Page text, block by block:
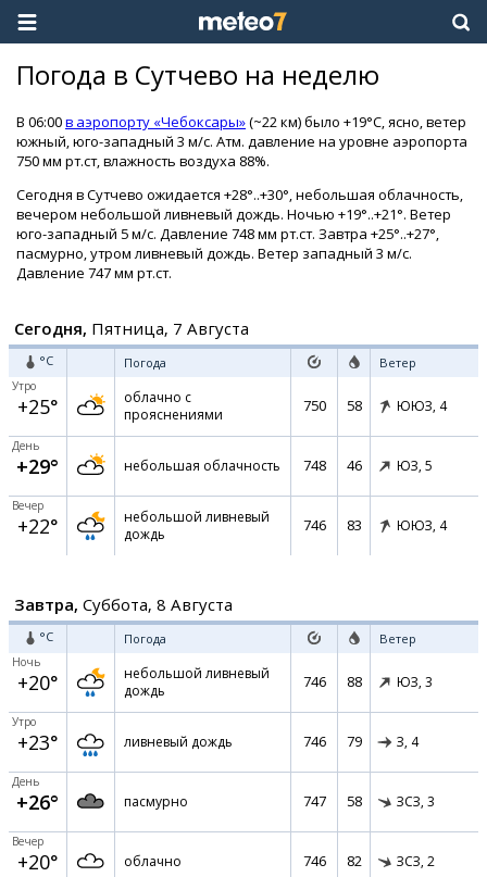
Погода в Сутчево на неделю
В 06:00в аэропорту «Чебоксары»(~22 км) было +19°C, ясно, ветер
южный, юго-западный 3 м/с. Атм. давление на уровне аэропорта
750 мм рт.ст, влажность воздуха 88%.
Сегодня в Сутчево ожидается +28°..+30°, небольшая облачность,
вечером небольшой ливневый дождь. Ночью +19°..+21°. Ветер
юго-западный 5 м/с. Давление 748 мм рт.ст. Завтра +25°..+27°,
пасмурно, утром ливневый дождь. Ветер западный 3 м/с.
Давление 747 мм рт.ст.
Сегодня, Пятница, 7 Августа
°C Погода Ветер
Утро
+25°
облачно с
прояснениями
750 58 ЮЮЗ, 4
День
+29° небольшая облачность 748 46 ЮЗ, 5
Вечер
+22°
небольшой ливневый
дождь
746 83 ЮЮЗ, 4
Завтра, Суббота, 8 Августа
°C Погода Ветер
Ночь
+20°
небольшой ливневый
дождь
746 88 ЮЗ, 3
Утро
+23° ливневый дождь 746 79 З, 4
День
+26° пасмурно 747 58 ЗСЗ, 3
Вечер
+20° облачно 746 82 ЗСЗ, 2